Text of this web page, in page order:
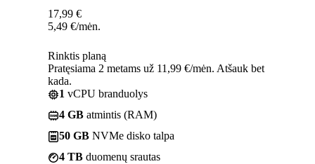
17,99 €
5,49 €/mėn.
Rinktis planą
Pratęsiama 2 metams už 11,99 €/mėn. Atšauk bet
kada.
1 vCPU branduolys
4 GB atmintis (RAM)
50 GB NVMe disko talpa
4 TB duomenų srautas